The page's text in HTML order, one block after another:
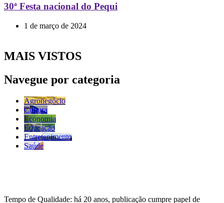
30ª Festa nacional do Pequi
1 de março de 2024
MAIS VISTOS
Navegue por categoria
Agronegócio
Cultura
Economia
Educação
Entretenimento
Saúde
Tempo de Qualidade: há 20 anos, publicação cumpre papel de